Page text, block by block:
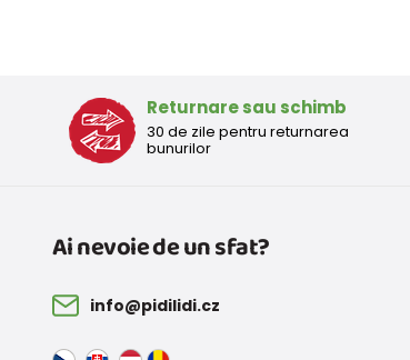
Returnare sau schimb
30 de zile pentru returnarea
bunurilor
Ai nevoie de un sfat?
info@pidilidi.cz